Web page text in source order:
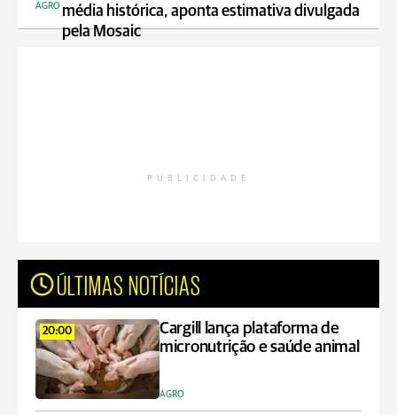
média histórica, aponta estimativa divulgada
pela Mosaic
AGRO
PUBLICIDADE
ÚLTIMAS NOTÍCIAS
20:00
Cargill lança plataforma de
micronutrição e saúde animal
AGRO